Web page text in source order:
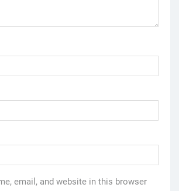
email, and website in this browser